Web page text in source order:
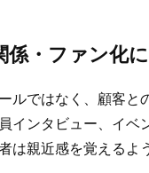
係・ファン化
ルではなく、顧客と
インタビュー、イ
は親近感を覚えるよ